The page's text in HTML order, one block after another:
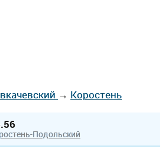
→ Коростень
Подольский